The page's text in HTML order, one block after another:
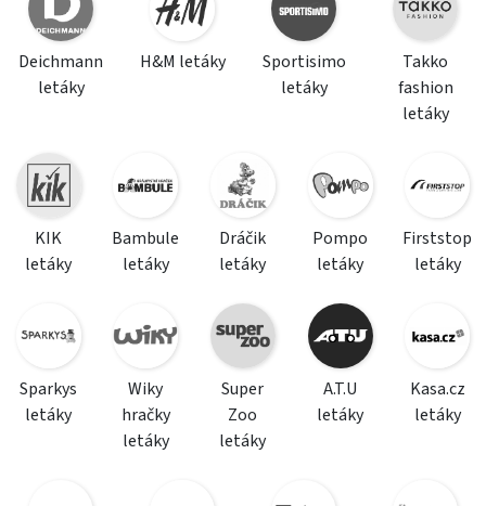
Deichmann
letáky
H&M letáky
Sportisimo
letáky
Takko
fashion
letáky
KIK
letáky
Bambule
letáky
Dráčik
letáky
Pompo
letáky
Firststop
letáky
Sparkys
letáky
Wiky
hračky
letáky
Super
Zoo
letáky
A.T.U
letáky
Kasa.cz
letáky